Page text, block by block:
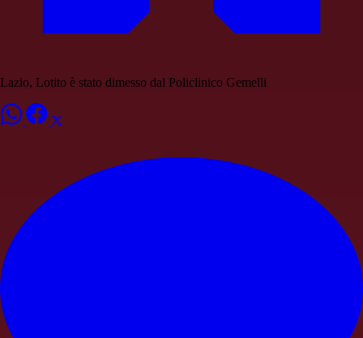
Lazio, Lotito è stato dimesso dal Policlinico Gemelli